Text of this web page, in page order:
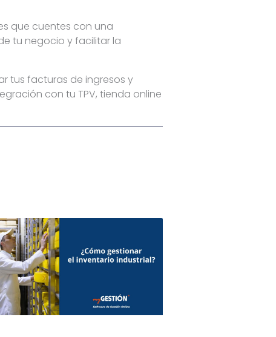
que cuentes con una
tu negocio y facilitar la
tus facturas de ingresos y
con tu TPV, tienda online